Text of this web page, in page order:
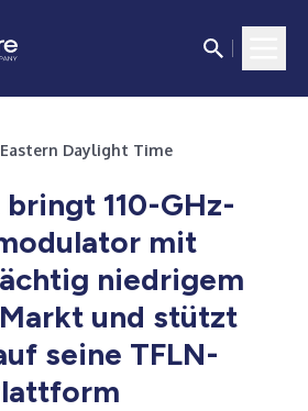
Eastern Daylight Time
110-GHz-
mit
niedrigem
und stützt
seine TFLN-